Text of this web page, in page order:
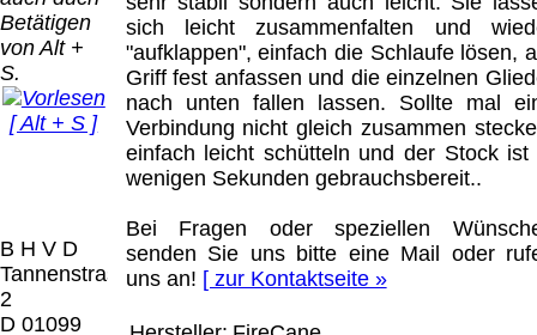
Betätigen
von Alt +
S.
[ Alt + S ]
B H V D
Tannenstrasse
2
D 01099
sich leicht zusammenfalten und
"aufklappen", einfach die Schlaufe lösen,
Griff fest anfassen und die einzelnen
nach unten fallen lassen. Sollte mal
Verbindung nicht gleich zusammen
einfach leicht schütteln und der Stock ist
wenigen Sekunden gebrauchsbereit..
Bei Fragen oder speziellen
senden Sie uns bitte eine Mail oder
uns an! [ zur Kontaktseite »
Der Versand erfolgt
als versichertes
Paket.
Selbstabholung
vom Büro oder
von
Ausstellungen:
0.00 €
Versandart
erhalten Sie per
Email z.B. einen
Lizenzschlüssel
und die
Rechnung /
Lieferschein. Sie
keinen
Datenträger
Die in diesem Dokument genannten
2026
Wir
[ 6177 ]